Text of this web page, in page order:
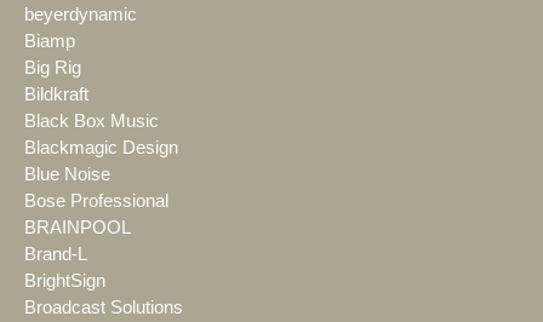
beyerdynamic
Biamp
Big Rig
Bildkraft
Black Box Music
Blackmagic Design
Blue Noise
Bose Professional
BRAINPOOL
Brand-L
BrightSign
Broadcast Solutions